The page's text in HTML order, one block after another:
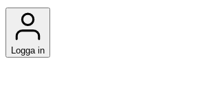
Logga in